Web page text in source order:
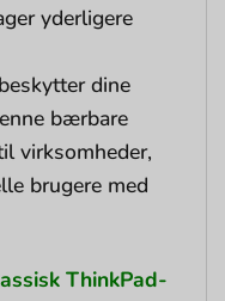
yderligere
dine
bærbare
virksomheder,
brugere med
ThinkPad-